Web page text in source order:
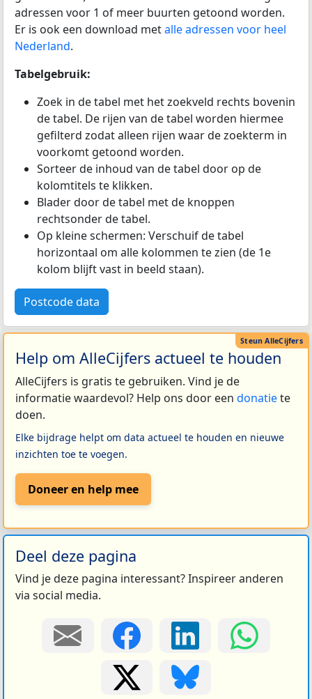
adressen voor 1 of meer buurten getoond worden.
Er is ook een download metalle adressen voor heel
Nederland.
Tabelgebruik:
Zoek in de tabel met het zoekveld rechts bovenin
de tabel. De rijen van de tabel worden hiermee
gefilterd zodat alleen rijen waar de zoekterm in
voorkomt getoond worden.
Sorteer de inhoud van de tabel door op de
kolomtitels te klikken.
Blader door de tabel met de knoppen
rechtsonder de tabel.
Op kleine schermen: Verschuif de tabel
horizontaal om alle kolommen te zien (de 1e
kolom blijft vast in beeld staan).
Postcode data
Help om AlleCijfers actueel te houden
AlleCijfers is gratis te gebruiken. Vind je de
informatie waardevol? Help ons door een donatiete
doen.
Elke bijdrage helpt om data actueel te houden en nieuwe
inzichten toe te voegen.
Doneer en help mee
Deel deze pagina
Vind je deze pagina interessant? Inspireer anderen
via social media.